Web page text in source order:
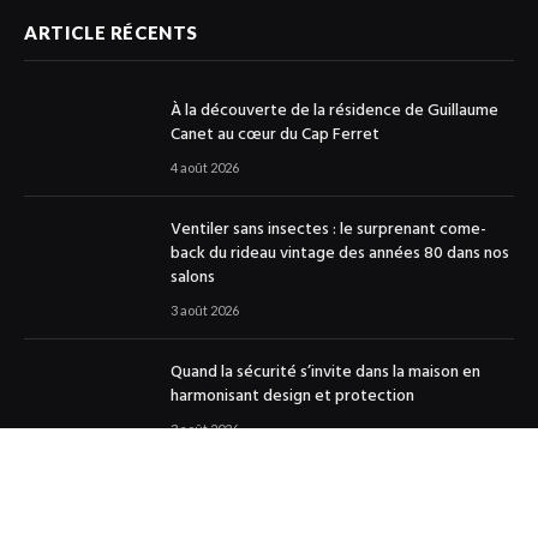
ARTICLE RÉCENTS
À la découverte de la résidence de Guillaume
Canet au cœur du Cap Ferret
4 août 2026
Ventiler sans insectes : le surprenant come-
back du rideau vintage des années 80 dans nos
salons
3 août 2026
Quand la sécurité s’invite dans la maison en
harmonisant design et protection
3 août 2026